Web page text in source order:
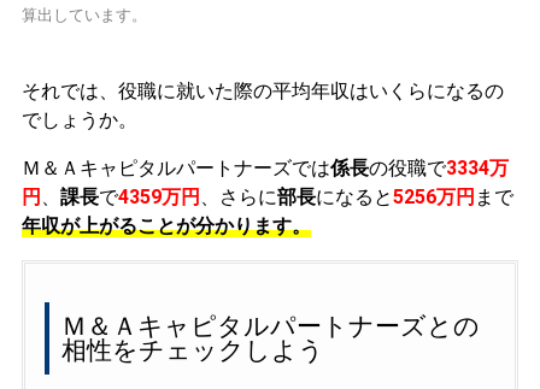
算出しています。
それでは、役職に就いた際の平均年収はいくらになるの
でしょうか。
Ｍ＆Ａキャピタルパートナーズでは係長の役職で3334万
円
課長で4359万円 、さらに部長になると5256万円 まで
年収が上がることが分かります。
Ｍ＆Ａキャピタルパートナーズとの
相性をチェックしよう